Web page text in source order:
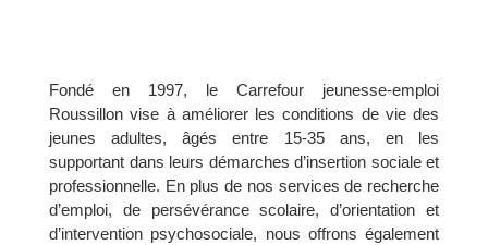
Fondé en 1997, le Carrefour jeunesse-emploi
Roussillon vise à améliorer les conditions de vie des
jeunes adultes, âgés entre 15-35 ans, en les
supportant dans leurs démarches d’insertion sociale et
professionnelle. En plus de nos services de recherche
d’emploi, de persévérance scolaire, d’orientation et
d’intervention psychosociale, nous offrons également